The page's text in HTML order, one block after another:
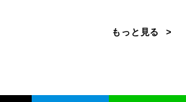
もっと見る